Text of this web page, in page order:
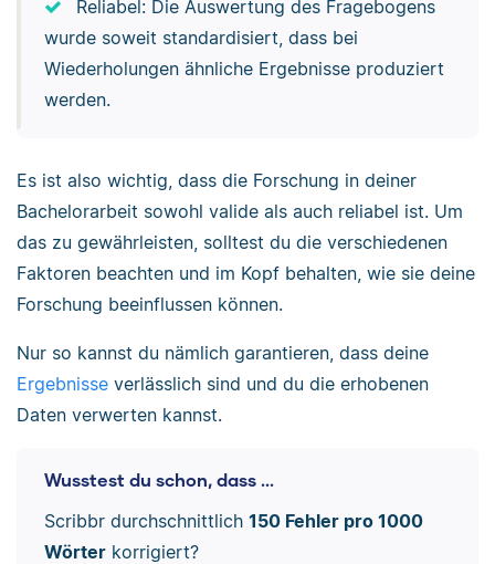
Reliabel: Die Auswertung des Fragebogens
wurde soweit standardisiert, dass bei
Wiederholungen ähnliche Ergebnisse produziert
werden.
Es ist also wichtig, dass die Forschung in deiner
Bachelorarbeit sowohl valide als auch reliabel ist. Um
das zu gewährleisten, solltest du die verschiedenen
Faktoren beachten und im Kopf behalten, wie sie deine
Forschung beeinflussen können.
Nur so kannst du nämlich garantieren, dass deine
Ergebnisse verlässlich sind und du die erhobenen
Daten verwerten kannst.
Wusstest du schon, dass ...
Scribbr durchschnittlich 150 Fehler pro 1000
Wörterkorrigiert?